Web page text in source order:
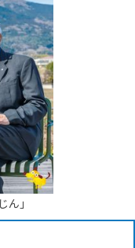
」